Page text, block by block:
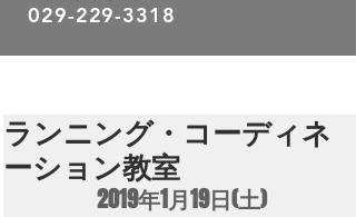
​029-229-3318
ランニング・コーディネ
ーション教室
2019年1月19日(土)